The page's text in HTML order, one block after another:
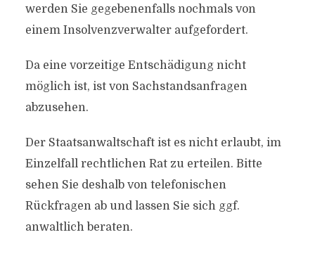
werden Sie gegebenenfalls nochmals von
einem Insolvenzverwalter aufgefordert.
Da eine vorzeitige Entschädigung nicht
möglich ist, ist von Sachstandsanfragen
abzusehen.
Der Staatsanwaltschaft ist es nicht erlaubt, im
Einzelfall rechtlichen Rat zu erteilen. Bitte
sehen Sie deshalb von telefonischen
Rückfragen ab und lassen Sie sich ggf.
anwaltlich beraten.